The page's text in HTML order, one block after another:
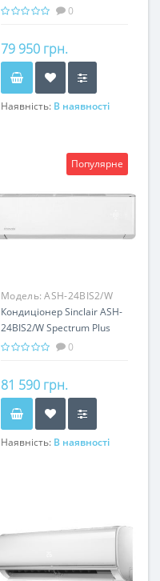
(R32) (Inverter)0
79 950 грн.
Наявність: В наявності
Популярне
Модель:ASH-24BIS2/W
Spectrum Plus
Кондиціонер Sinclair ASH-
24BIS2/W Spectrum Plus
(R32) (Inverter)0
81 590 грн.
Наявність: В наявності